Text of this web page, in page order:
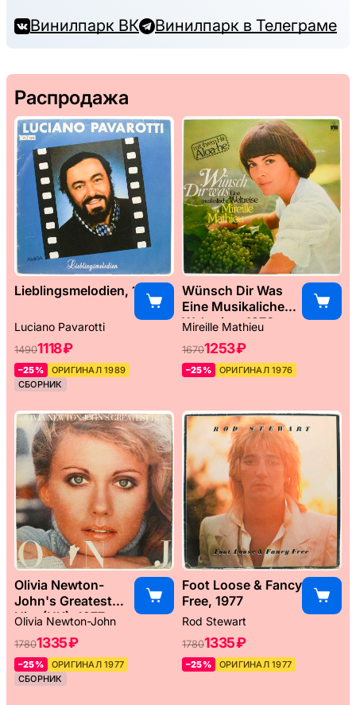
Винилпарк ВК Винилпарк в Телеграме
Распродажа
Lieblingsmelodien, 1989
Luciano Pavarotti
14901118 ₽
–25%
ОРИГИНАЛ 1989
СБОРНИК
Wünsch Dir Was
Eine Musikaliche
Weltreise, 1976
Mireille Mathieu
16701253 ₽
–25% ОРИГИНАЛ 1976
Olivia Newton-
John's Greatest
Hits (UK), 1977
Olivia Newton-John
17801335 ₽
–25%
ОРИГИНАЛ 1977
СБОРНИК
Foot Loose & Fancy
Free, 1977
Rod Stewart
17801335 ₽
–25% ОРИГИНАЛ 1977